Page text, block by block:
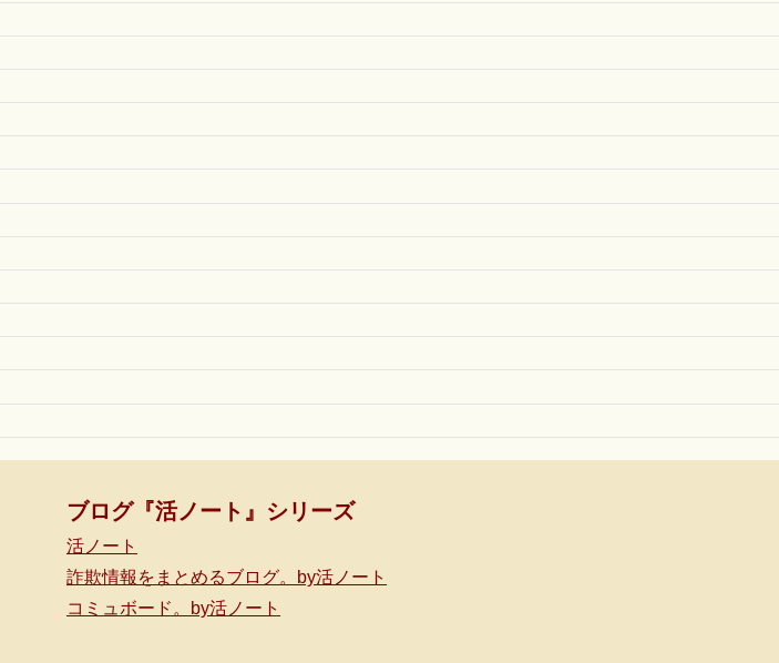
ブログ『活ノート』シリーズ
活ノート
詐欺情報をまとめるブログ。by活ノート
コミュボード。by活ノート